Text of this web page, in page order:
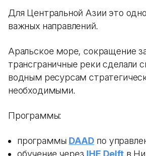
Для Центральной Азии это
важных направлений.
Аральское море, сокращение
трансграничные реки сделали
водным ресурсам
необходимыми.
Программы:
программы DAAD по
обучение через IHE Delftв